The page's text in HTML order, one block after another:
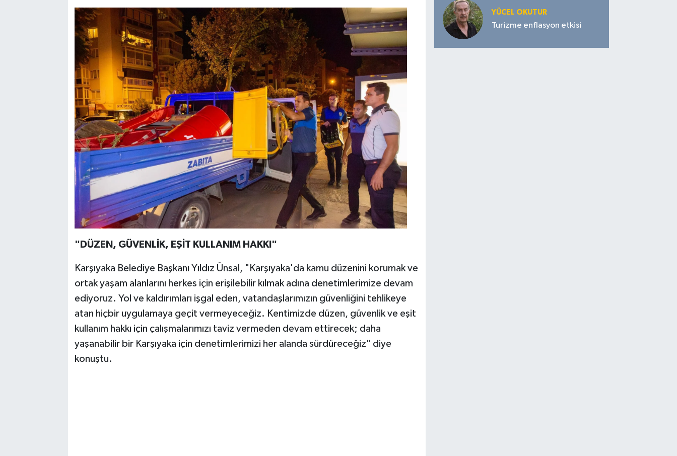
"DÜZEN, GÜVENLİK, EŞİT KULLANIM HAKKI"
Karşıyaka Belediye Başkanı Yıldız Ünsal, "Karşıyaka'da kamu düzenini korumak ve
ortak yaşam alanlarını herkes için erişilebilir kılmak adına denetimlerimize devam
ediyoruz. Yol ve kaldırımları işgal eden, vatandaşlarımızın güvenliğini tehlikeye
atan hiçbir uygulamaya geçit vermeyeceğiz. Kentimizde düzen, güvenlik ve eşit
kullanım hakkı için çalışmalarımızı taviz vermeden devam ettirecek; daha
yaşanabilir bir Karşıyaka için denetimlerimizi her alanda sürdüreceğiz" diye
konuştu.
YÜCEL OKUTUR
Turizme enflasyon etkisi